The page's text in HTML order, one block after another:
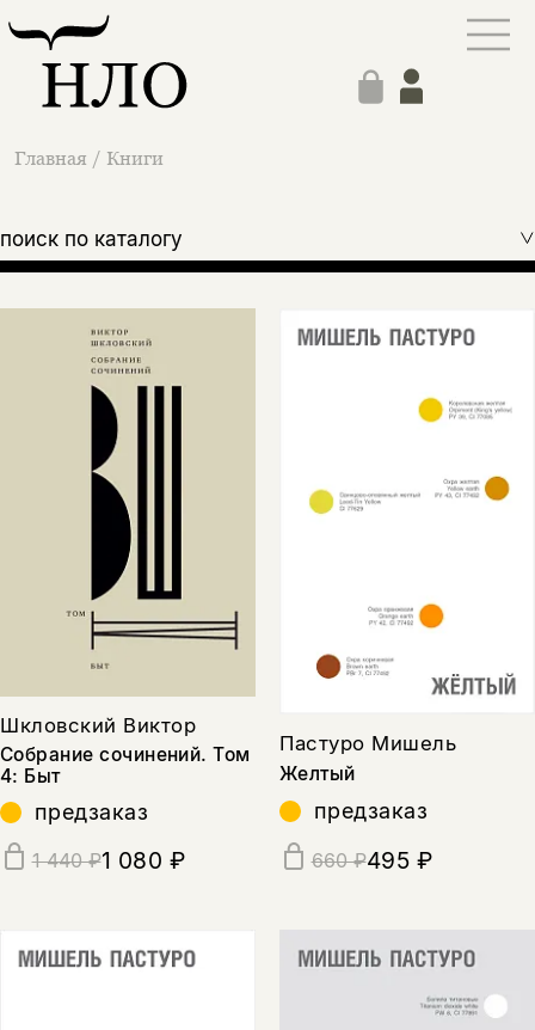
Главная / Книги
поиск по каталогу
Шкловский Виктор
Собрание сочинений. Том
4: Быт
предзаказ
1 440 ₽1 080 ₽
Пастуро Мишель
Желтый
предзаказ
660 ₽495 ₽